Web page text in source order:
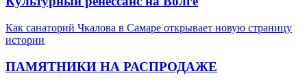
Как санаторий Чкалова в Самаре открывает новую страницу
истории
ПАМЯТНИКИ НА РАСПРОДАЖЕ